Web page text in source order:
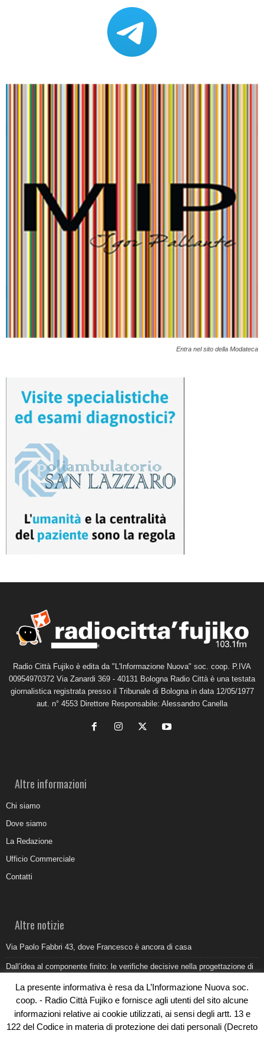
Entra nel sito della Modateca
Radio Città Fujiko è edita da "L'Informazione Nuova" soc. coop. P.IVA
00954970372 Via Zanardi 369 - 40131 Bologna Radio Città è una testata
giornalistica registrata presso il Tribunale di Bologna in data 12/05/1977
aut. n° 4553 Direttore Responsabile: Alessandro Canella
Altre informazioni
Chi siamo
Dove siamo
La Redazione
Ufficio Commerciale
Contatti
Altre notizie
Via Paolo Fabbri 43, dove Francesco è ancora di casa
Dall’idea al componente finito: le verifiche decisive nella progettazione di
Belvedere Marittimo e il report ARPACAL 2026 sulla qualità del mare
Come organizzare e allestire una camera ardente per l’ultimo saluto
La presente informativa è resa da L’Informazione Nuova soc.
coop. - Radio Città Fujiko e fornisce agli utenti del sito alcune
informazioni relative ai cookie utilizzati, ai sensi degli artt. 13 e
122 del Codice in materia di protezione dei dati personali (Decreto